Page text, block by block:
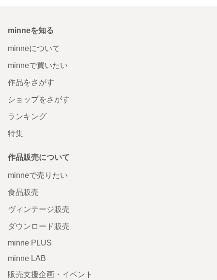
minneを知る
minneについて
minneで買いたい
作品をさがす
ショップをさがす
ランキング
特集
作品販売について
minneで売りたい
食品販売
ヴィンテージ販売
ダウンロード販売
minne PLUS
minne LAB
販売支援企画・イベント